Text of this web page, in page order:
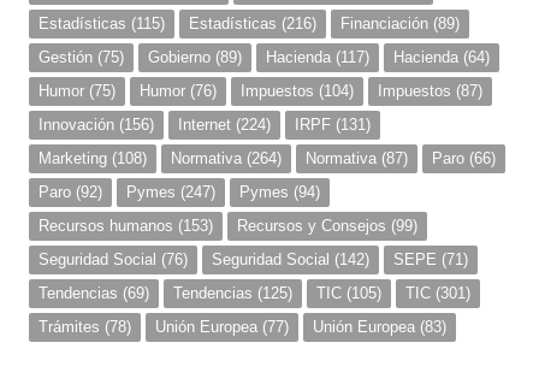
Estadísticas (115) Estadísticas (216) Financiación (89)
Gestión (75) Gobierno (89) Hacienda (117) Hacienda (64)
Humor (75) Humor (76) Impuestos (104) Impuestos (87)
Innovación (156) Internet (224) IRPF (131)
Marketing (108) Normativa (264) Normativa (87) Paro (66)
Paro (92) Pymes (247) Pymes (94)
Recursos humanos (153) Recursos y Consejos (99)
Seguridad Social (76) Seguridad Social (142) SEPE (71)
Tendencias (69) Tendencias (125) TIC (105) TIC (301)
Trámites (78) Unión Europea (77) Unión Europea (83)